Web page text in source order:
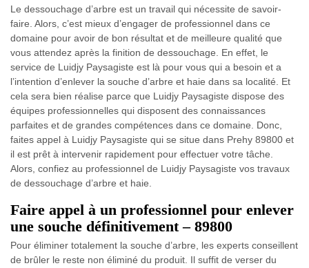
Le dessouchage d’arbre est un travail qui nécessite de savoir-
faire. Alors, c’est mieux d’engager de professionnel dans ce
domaine pour avoir de bon résultat et de meilleure qualité que
vous attendez après la finition de dessouchage. En effet, le
service de Luidjy Paysagiste est là pour vous qui a besoin et a
l’intention d’enlever la souche d’arbre et haie dans sa localité. Et
cela sera bien réalise parce que Luidjy Paysagiste dispose des
équipes professionnelles qui disposent des connaissances
parfaites et de grandes compétences dans ce domaine. Donc,
faites appel à Luidjy Paysagiste qui se situe dans Prehy 89800 et
il est prêt à intervenir rapidement pour effectuer votre tâche.
Alors, confiez au professionnel de Luidjy Paysagiste vos travaux
de dessouchage d’arbre et haie.
Faire appel à un professionnel pour enlever
une souche définitivement – 89800
Pour éliminer totalement la souche d’arbre, les experts conseillent
de brûler le reste non éliminé du produit. Il suffit de verser du